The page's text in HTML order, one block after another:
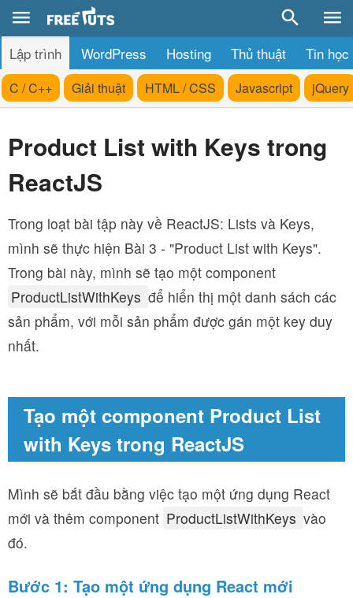
Lập trình WordPress Hosting Thủ thuật Tin học
C / C++ Giải thuật HTML / CSS Javascript jQuery
Product List with Keys trong
ReactJS
Trong loạt bài tập này về ReactJS: Lists và Keys,
mình sẽ thực hiện Bài 3 - "Product List with Keys".
Trong bài này, mình sẽ tạo một component
ProductListWithKeys để hiển thị một danh sách các
sản phẩm, với mỗi sản phẩm được gán một key duy
nhất.
Tạo một component Product List
with Keys trong ReactJS
Mình sẽ bắt đầu bằng việc tạo một ứng dụng React
mới và thêm component ProductListWithKeys vào
đó.
Bước 1: Tạo một ứng dụng React mới